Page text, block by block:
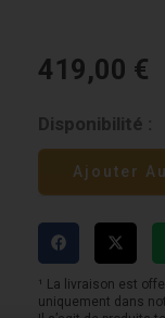
419,00 €
Disponibilité :
quantité
de
Table
de
mixage
ECLER
Ajouter
¹ La livraison est
uniquement dans